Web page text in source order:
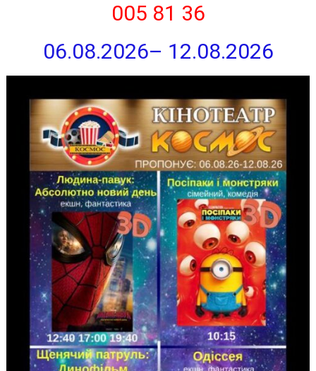
005 81 36
06.08.2026– 12.08.2026